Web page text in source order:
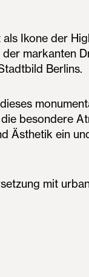
Ikone der
markanten
Berlins.
besondere
Ästhetik ein
mit